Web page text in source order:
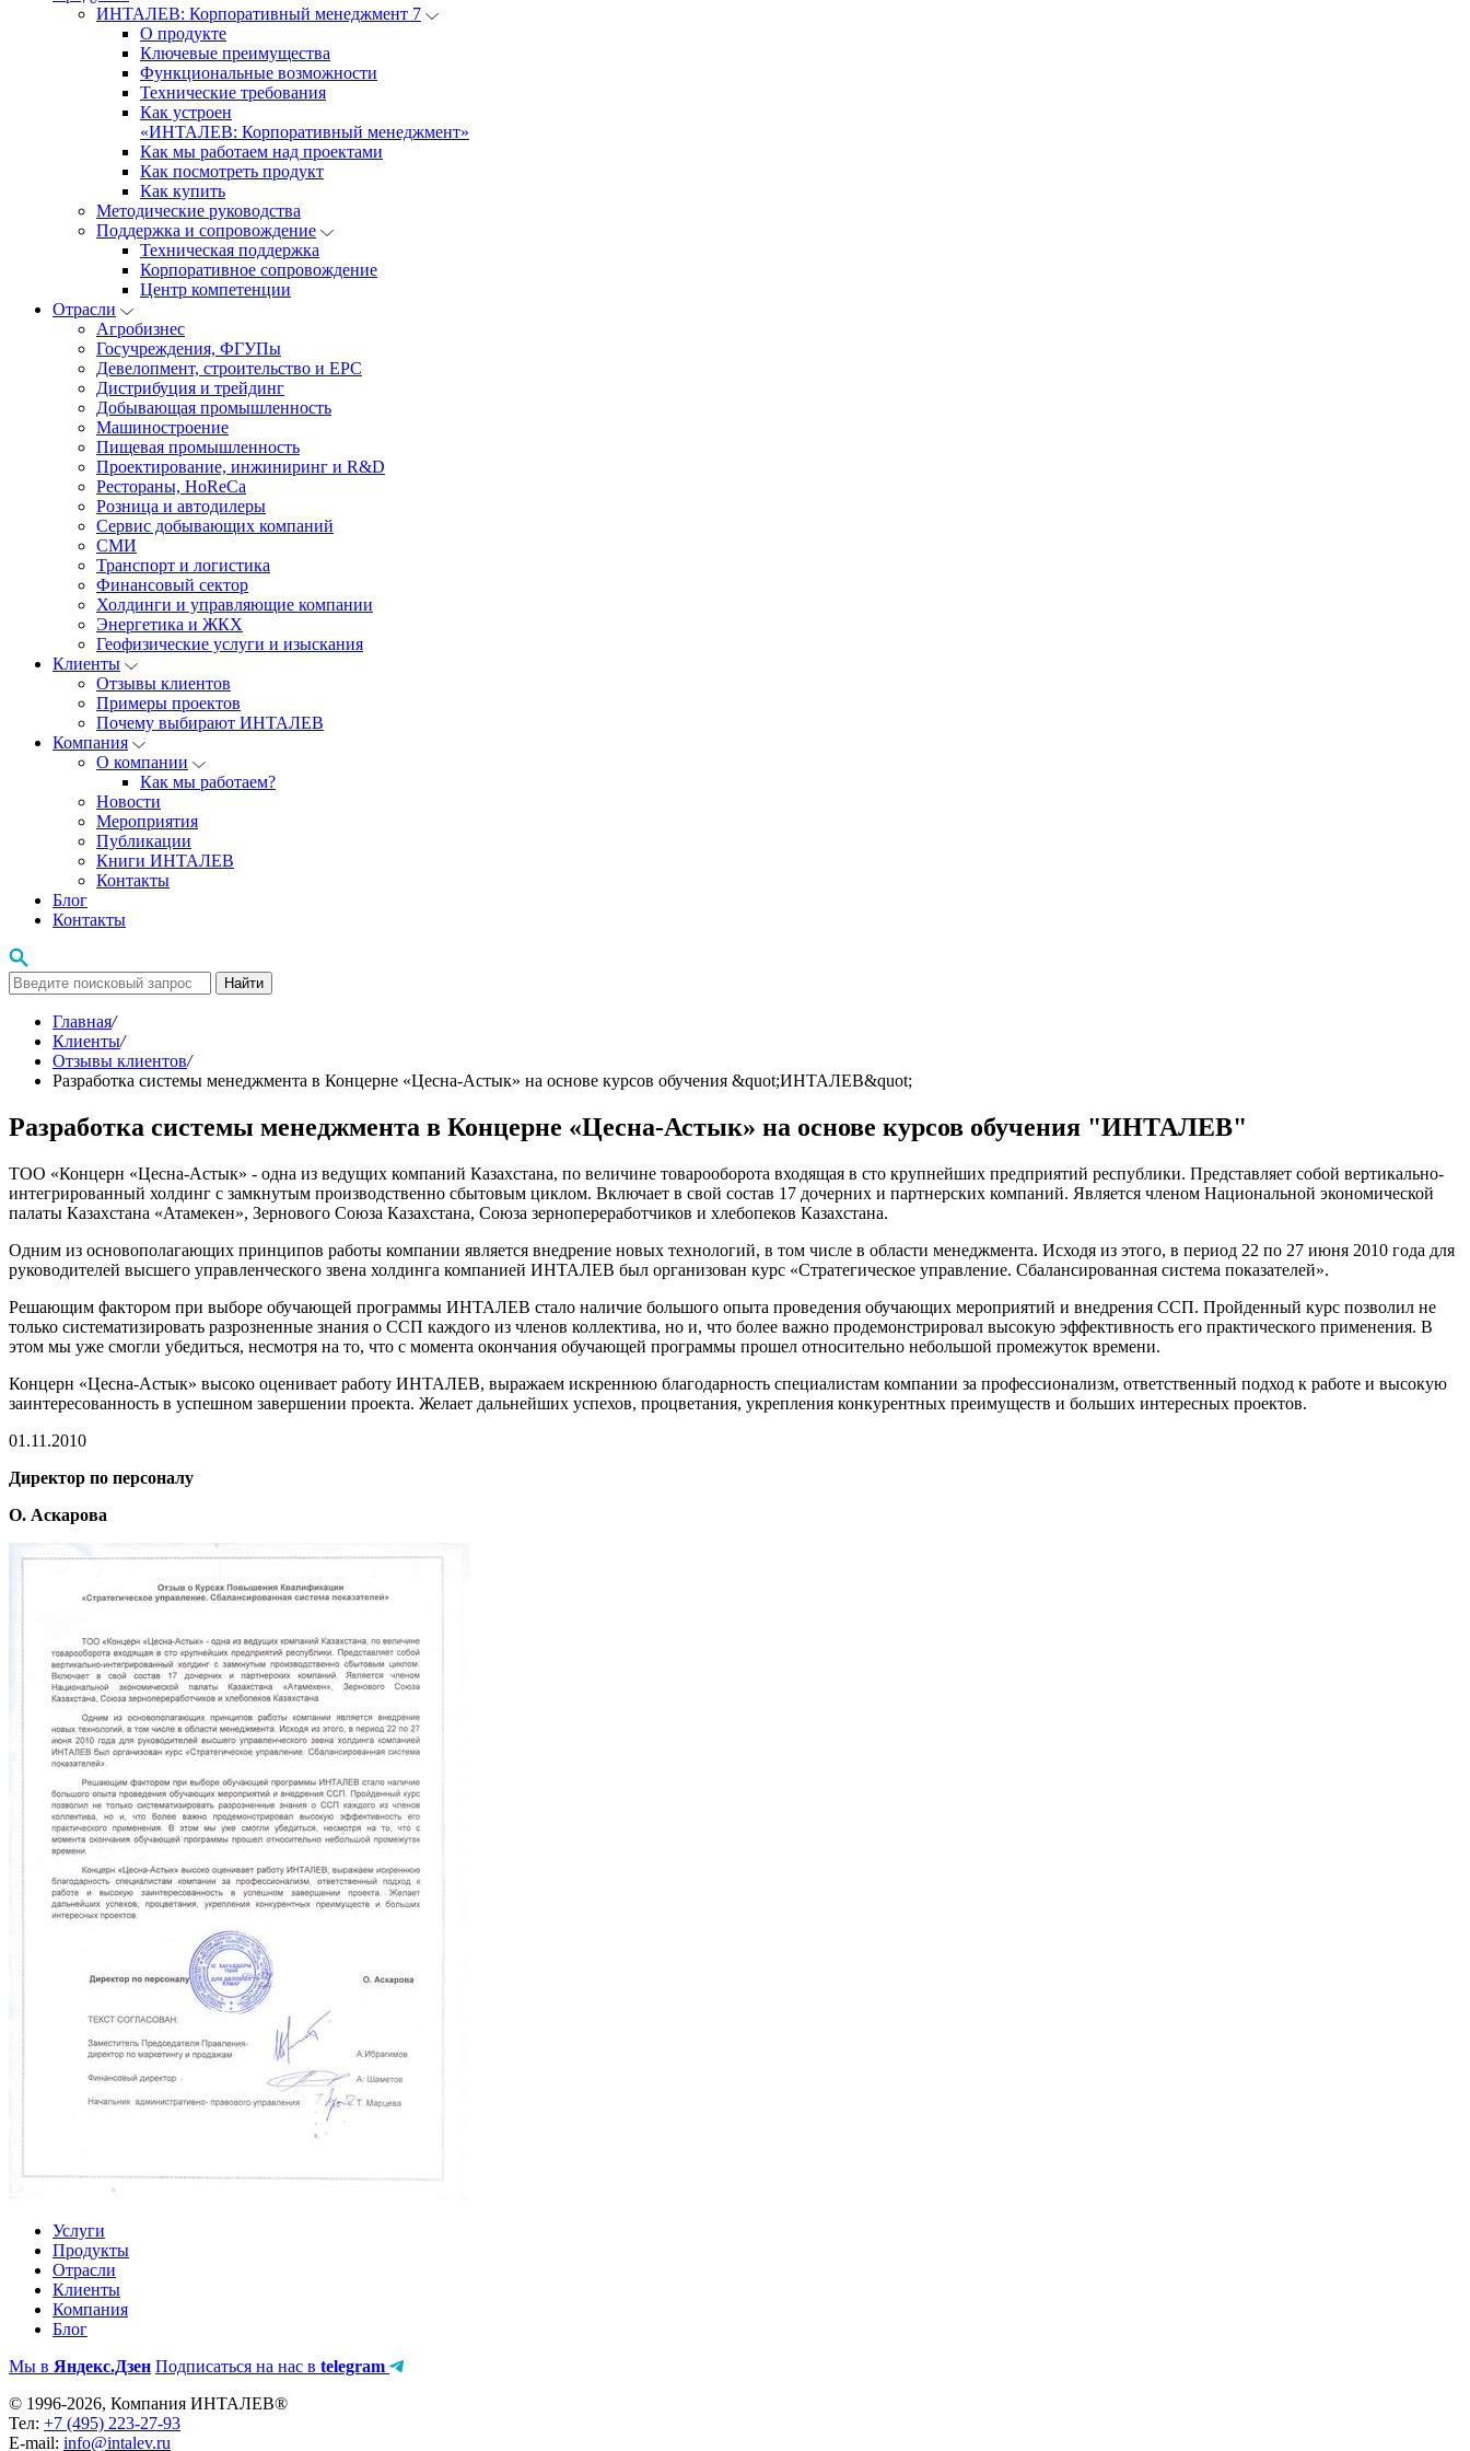
ИНТАЛЕВ: Корпоративный менеджмент 7
О продукте
Ключевые преимущества
Функциональные возможности
Технические требования
Как устроен
«ИНТАЛЕВ: Корпоративный менеджмент»
Как мы работаем над проектами
Как посмотреть продукт
Как купить
Методические руководства
Поддержка и сопровождение
Техническая поддержка
Корпоративное сопровождение
Центр компетенции
Отрасли
Агробизнес
Госучреждения, ФГУПы
Девелопмент, строительство и EPC
Дистрибуция и трейдинг
Добывающая промышленность
Машиностроение
Пищевая промышленность
Проектирование, инжиниринг и R&D
Рестораны, HoReCa
Розница и автодилеры
Сервис добывающих компаний
СМИ
Транспорт и логистика
Финансовый сектор
Холдинги и управляющие компании
Энергетика и ЖКХ
Геофизические услуги и изыскания
Клиенты
Отзывы клиентов
Примеры проектов
Почему выбирают ИНТАЛЕВ
Компания
О компании
Как мы работаем?
Новости
Мероприятия
Публикации
Книги ИНТАЛЕВ
Контакты
Блог
Контакты
Найти
Главная/
Клиенты/
Отзывы клиентов/
Разработка системы менеджмента в Концерне «Цесна-Астык» на основе курсов обучения &quot;ИНТАЛЕВ&quot;
Разработка системы менеджмента в Концерне «Цесна-Астык» на основе курсов обучения "ИНТАЛЕВ"
ТОО «Концерн «Цесна-Астык» - одна из ведущих компаний Казахстана, по величине товарооборота входящая в сто крупнейших предприятий республики. Представляет собой вертикально-
интегрированный холдинг с замкнутым производственно сбытовым циклом. Включает в свой состав 17 дочерних и партнерских компаний. Является членом Национальной экономической
палаты Казахстана «Атамекен», Зернового Союза Казахстана, Союза зернопереработчиков и хлебопеков Казахстана.
Одним из основополагающих принципов работы компании является внедрение новых технологий, в том числе в области менеджмента. Исходя из этого, в период 22 по 27 июня 2010 года для
руководителей высшего управленческого звена холдинга компанией ИНТАЛЕВ был организован курс «Стратегическое управление. Сбалансированная система показателей».
Решающим фактором при выборе обучающей программы ИНТАЛЕВ стало наличие большого опыта проведения обучающих мероприятий и внедрения ССП. Пройденный курс позволил не
только систематизировать разрозненные знания о ССП каждого из членов коллектива, но и, что более важно продемонстрировал высокую эффективность его практического применения. В
этом мы уже смогли убедиться, несмотря на то, что с момента окончания обучающей программы прошел относительно небольшой промежуток времени.
Концерн «Цесна-Астык» высоко оценивает работу ИНТАЛЕВ, выражаем искреннюю благодарность специалистам компании за профессионализм, ответственный подход к работе и высокую
заинтересованность в успешном завершении проекта. Желает дальнейших успехов, процветания, укрепления конкурентных преимуществ и больших интересных проектов.
01.11.2010
Директор по персоналу
О. Аскарова
Услуги
Продукты
Отрасли
Клиенты
Компания
Блог
Мы в Яндекс.Дзен Подписаться на нас в telegram
© 1996-2026, Компания ИНТАЛЕВ®
Тел: +7 (495) 223-27-93
E-mail: info@intalev.ru